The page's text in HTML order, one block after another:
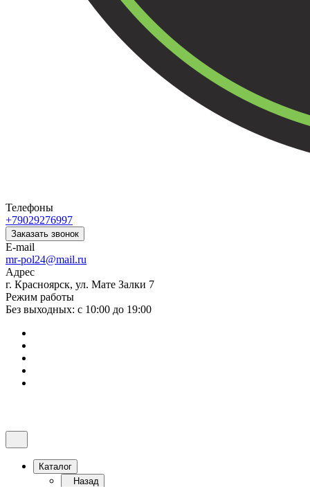
Телефоны
+79029276997
Заказать звонок
E-mail
mr-pol24@mail.ru
Адрес
г. Красноярск, ул. Мате Залки 7
Режим работы
Без выходных: с 10:00 до 19:00
Каталог
Назад